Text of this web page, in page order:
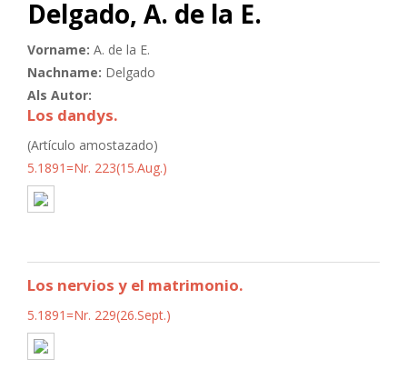
Delgado, A. de la E.
Vorname: A. de la E.
Nachname: Delgado
Als Autor:
Los dandys.
(Artículo amostazado)
5.1891=Nr. 223(15.Aug.)
Los nervios y el matrimonio.
5.1891=Nr. 229(26.Sept.)